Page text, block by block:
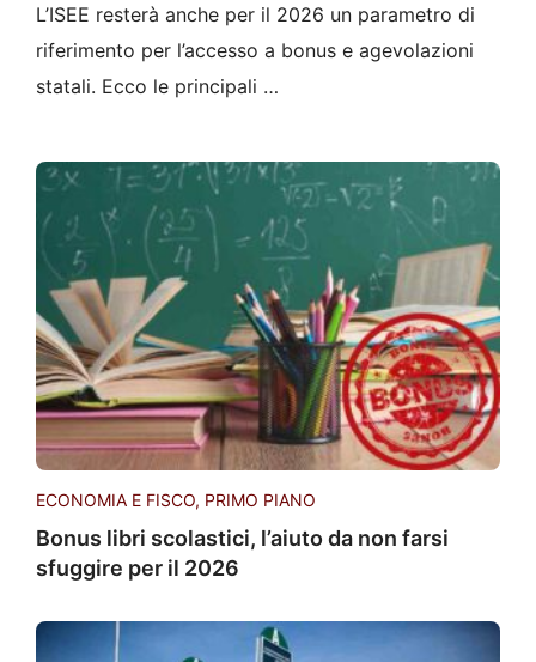
L’ISEE resterà anche per il 2026 un parametro di
riferimento per l’accesso a bonus e agevolazioni
statali. Ecco le principali …
ECONOMIA E FISCO, PRIMO PIANO
Bonus libri scolastici, l’aiuto da non farsi
sfuggire per il 2026